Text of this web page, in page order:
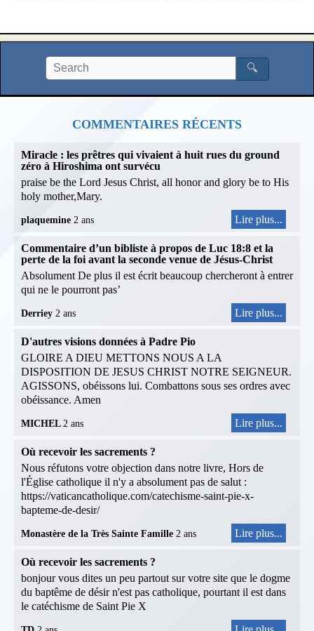
🔍
COMMENTAIRES RÉCENTS
Miracle : les prêtres qui vivaient à huit rues du ground
zéro à Hiroshima ont survécu
praise be the Lord Jesus Christ, all honor and glory be to His
holy mother,Mary.
plaquemine 2 ans Lire plus...
Commentaire d’un bibliste à propos de Luc 18:8 et la
perte de la foi avant la seconde venue de Jésus-Christ
Absolument De plus il est écrit beaucoup chercheront à entrer
qui ne le pourront pas’
Derriey 2 ans Lire plus...
D'autres visions données à Padre Pio
GLOIRE A DIEU METTONS NOUS A LA
DISPOSITION DE JESUS CHRIST NOTRE SEIGNEUR.
AGISSONS, obéissons lui. Combattons sous ses ordres avec
obéissance. Amen
MICHEL 2 ans Lire plus...
Où recevoir les sacrements ?
Nous réfutons votre objection dans notre livre, Hors de
l'Église catholique il n'y a absolument pas de salut :
https://vaticancatholique.com/catechisme-saint-pie-x-
bapteme-de-desir/
Monastère de la Très Sainte Famille 2 ans Lire plus...
Où recevoir les sacrements ?
bonjour vous dites un peu partout sur votre site que le dogme
du baptême de désir n'est pas catholique, pourtant il est dans
le catéchisme de Saint Pie X